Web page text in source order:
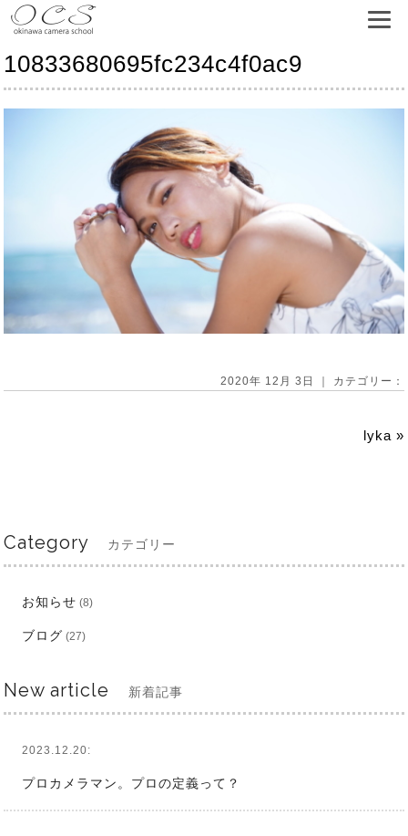
10833680695fc234c4f0ac9
2020年 12月 3日 ｜ カテゴリー：
lyka »
Category カテゴリー
お知らせ (8)
ブログ (27)
New article 新着記事
2023.12.20:
プロカメラマン。プロの定義って？